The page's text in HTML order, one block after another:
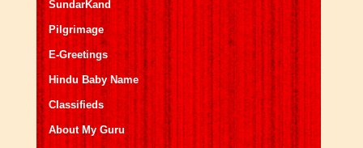
SundarKand
Pilgrimage
E-Greetings
Hindu Baby Name
Classifieds
About My Guru